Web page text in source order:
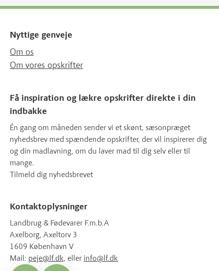
Nyttige genveje
Om os
Om vores opskrifter
Få inspiration og lækre opskrifter direkte i din
indbakke
Én gang om måneden sender vi et skønt, sæsonpræget
nyhedsbrev med spændende opskrifter, der vil inspirerer dig
og din madlavning, om du laver mad til dig selv eller til
mange.
Tilmeld dig nyhedsbrevet
Kontaktoplysninger
Landbrug & Fødevarer F.m.b.A
Axelborg, Axeltorv 3
1609 København V
Mail: peje@lf.dk, eller info@lf.dk